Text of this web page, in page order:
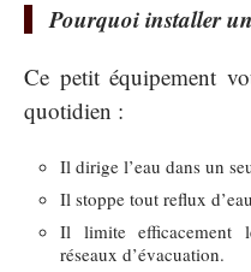
Pourquoi installer
Ce petit équipement
quotidien :
Il dirige l’eau dans un
Il stoppe tout reflux
Il limite efficacement
réseaux d’évacuation.